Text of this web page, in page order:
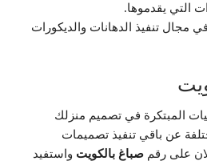
التي يقدموها.
مجال تنفيذ الدهانات والديكورات
المبتكرة في تصميم منزلك
عن باقي تنفيذ تصميمات
على رقم صباغ بالكويت واستفيد